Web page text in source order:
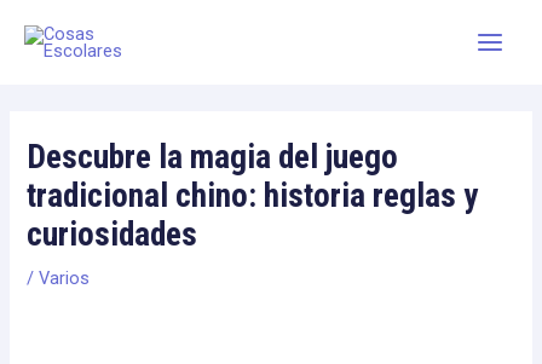
Descubre la magia del juego
tradicional chino: historia reglas y
curiosidades
/Varios